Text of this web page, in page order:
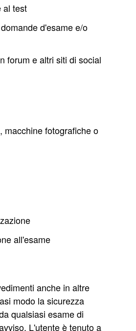
al test
d'esame e/o
forum e altri siti di social
macchine fotografiche o
all'esame
anche in altre
modo la sicurezza
qualsiasi esame di
L'utente è tenuto a